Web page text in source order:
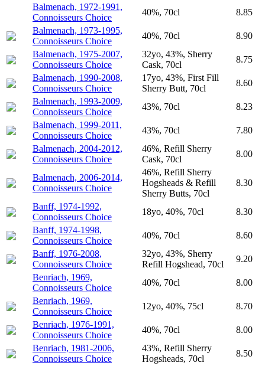
Balmenach, 1972-1991,
Connoisseurs Choice
40%, 70cl
8.85
Balmenach, 1973-1995,
Connoisseurs Choice
40%, 70cl
8.90
Balmenach, 1975-2007,
Connoisseurs Choice
32yo, 43%, Sherry
Cask, 70cl
8.75
Balmenach, 1990-2008,
Connoisseurs Choice
17yo, 43%, First Fill
Sherry Butt, 70cl
8.60
Balmenach, 1993-2009,
Connoisseurs Choice
43%, 70cl
8.23
Balmenach, 1999-2011,
Connoisseurs Choice
43%, 70cl
7.80
Balmenach, 2004-2012,
Connoisseurs Choice
46%, Refill Sherry
Cask, 70cl
8.00
Balmenach, 2006-2014,
Connoisseurs Choice
46%, Refill Sherry
Hogsheads & Refill
Sherry Butts, 70cl
8.30
Banff, 1974-1992,
Connoisseurs Choice
18yo, 40%, 70cl
8.30
Banff, 1974-1998,
Connoisseurs Choice
40%, 70cl
8.60
Banff, 1976-2008,
Connoisseurs Choice
32yo, 43%, Sherry
Refill Hogshead, 70cl
9.20
Benriach, 1969,
Connoisseurs Choice
40%, 70cl
8.00
Benriach, 1969,
Connoisseurs Choice
12yo, 40%, 75cl
8.70
Benriach, 1976-1991,
Connoisseurs Choice
40%, 70cl
8.00
Benriach, 1981-2006,
Connoisseurs Choice
43%, Refill Sherry
Hogsheads, 70cl
8.50